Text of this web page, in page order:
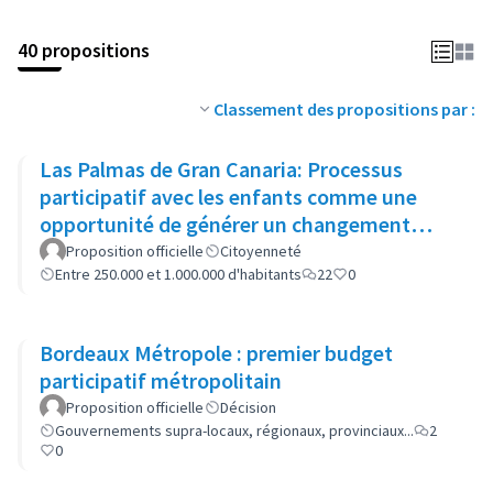
40 propositions
Classement des propositions par :
Las Palmas de Gran Canaria: Processus
participatif avec les enfants comme une
opportunité de générer un changement
dans les politiques municipales
Proposition officielle
Citoyenneté
Entre 250.000 et 1.000.000 d'habitants
22 0
Bordeaux Métropole : premier budget
participatif métropolitain
Proposition officielle
Décision
Gouvernements supra-locaux, régionaux, provinciaux...
2
0